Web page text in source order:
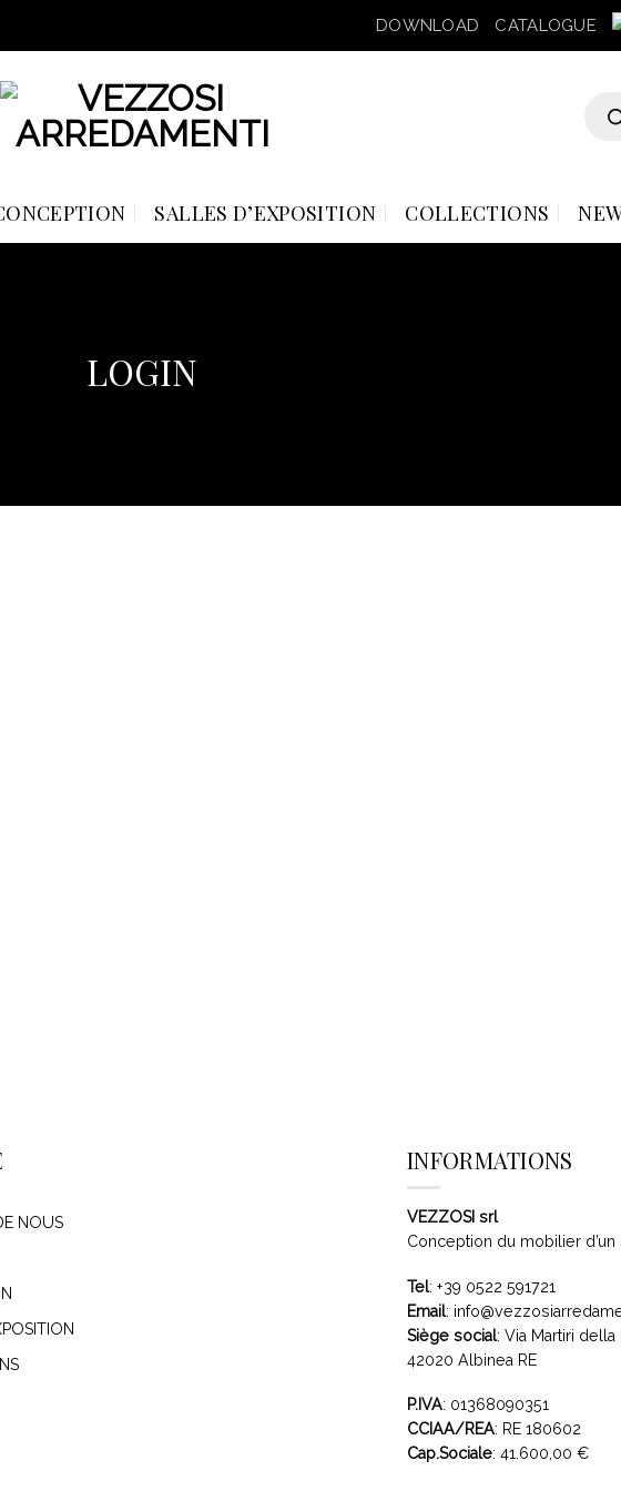
DOWNLOAD CATALOGUE
SALLES D’EXPOSITION COLLECTIONS
LOGIN
NOUS
INFORMATIONS
VEZZOSI srl
Conception du mobilier
Tel: +39 0522 591721
Email:
Siège social: Via Martiri della
42020 Albinea RE
P.IVA: 01368090351
CCIAA/REA: RE 180602
Cap.Sociale: 41.600,00 €